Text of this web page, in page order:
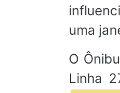
uma
O
Linha